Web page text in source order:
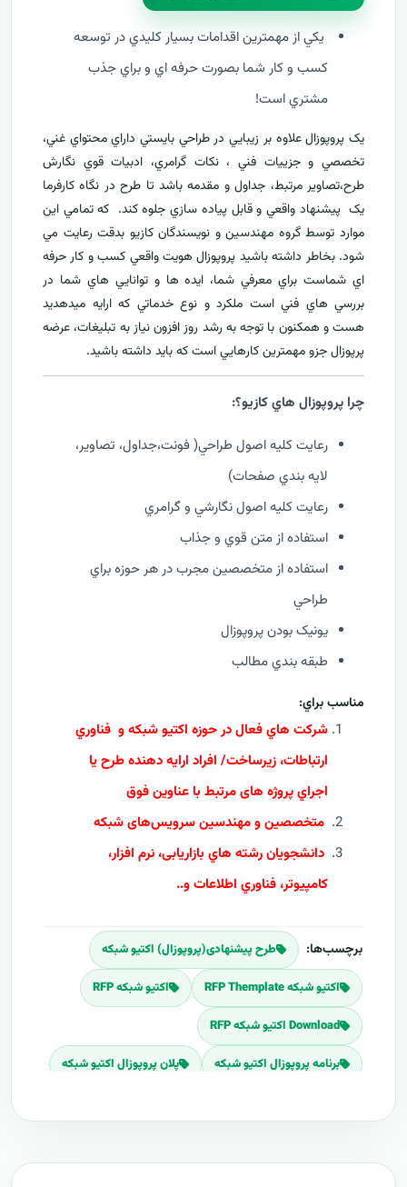
يکي از مهمترين اقدامات بسيار کليدي در توسعه
کسب و کار شما بصورت حرفه اي و براي جذب
مشتري است!
يک پروپوزال علاوه بر زيبايي در طراحي بايستي داراي محتواي غني،
تخصصي و جزييات فني ، نکات گرامري، ادبيات قوي نگارش
طرح،تصاوير مرتبط، جداول و مقدمه باشد تا طرح در نگاه کارفرما
يک پيشنهاد واقعي و قابل پياده سازي جلوه کند. که تمامي اين
موارد توسط گروه مهندسين و نويسندگان کازيو بدقت رعايت مي
شود. بخاطر داشته باشيد پروپوزال هويت واقعي کسب و کار حرفه
اي شماست براي معرفيشما، ايده ها و توانايي هاي شما در
بررسي هاي فني است ملکرد و نوع خدماتي که ارايه ميدهديد
هست و همکنون با توجه به رشد روز افزون نياز به تبليغات، عرضه
پرپوزال جزو مهمترين کارهايي است که بايد داشته باشيد.
چرا پروپوزال هاي کازيو؟:
رعايت کليه اصول طراحي( فونت،جداول، تصاوير،
لايه بندي صفحات)
رعايت کليه اصول نگارشي و گرامري
استفاده از متن قوي و جذاب
استفاده از متخصصين مجرب در هر حوزه براي
طراحي
يونيک بودن پروپوزال
طبقه بندي مطالب
مناسب براي:
شرکت هاي فعال در حوزه اکتیو شبکه و فناوري
ارتباطات، زيرساخت/ افراد ارايه دهنده طرح يا
اجراي پروژه های مرتبط با عناوین فوق
متخصصین و مهندسین سرویس‌های شبکه
دانشجويان رشته هاي بازاریابی، نرم افزار،
کامپيوتر، فناوري اطلاعات و..
برچسب‌ها: طرح پیشنهادی(پروپوزال) اکتیو شبکه
اکتیو شبکه RFP Themplate اکتیو شبکه RFP
Download اکتیو شبکه RFP
برنامه پروپوزال اکتیو شبکه پلان پروپوزال اکتیو شبکه